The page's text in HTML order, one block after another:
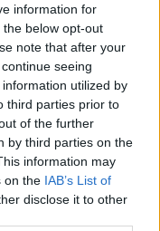
information for
below opt-out
note that after your
seeing
utilized by
third parties prior to
of the further
by third parties on the
information may
on the IAB’s List of
disclose it to other